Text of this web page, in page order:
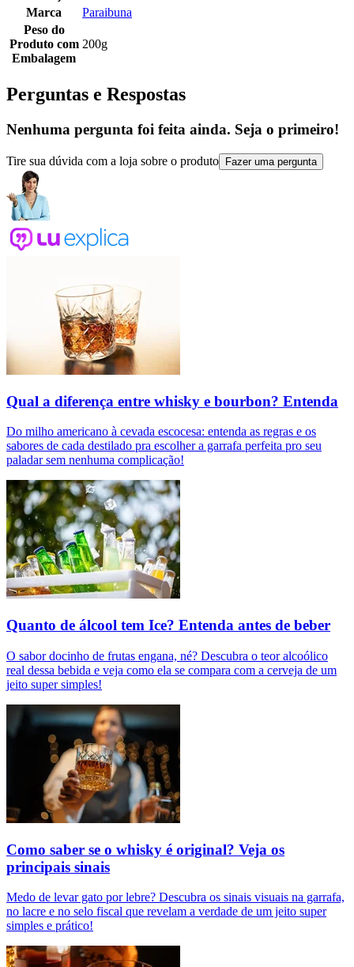
Marca
Paraibuna
Peso do
Produto com
Embalagem
200g
Perguntas e Respostas
Nenhuma pergunta foi feita ainda. Seja o primeiro!
Tire sua dúvida com a loja sobre o produto Fazer uma pergunta
Qual a diferença entre whisky e bourbon? Entenda
Do milho americano à cevada escocesa: entenda as regras e os
sabores de cada destilado pra escolher a garrafa perfeita pro seu
paladar sem nenhuma complicação!
Quanto de álcool tem Ice? Entenda antes de beber
O sabor docinho de frutas engana, né? Descubra o teor alcoólico
real dessa bebida e veja como ela se compara com a cerveja de um
jeito super simples!
Como saber se o whisky é original? Veja os
principais sinais
Medo de levar gato por lebre? Descubra os sinais visuais na garrafa,
no lacre e no selo fiscal que revelam a verdade de um jeito super
simples e prático!